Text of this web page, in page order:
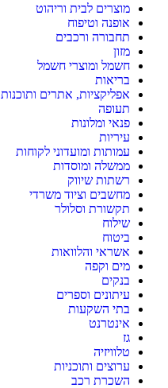
מוצרים לבית וריהוט
אופנה וטיפוח
תחבורה ורכבים
מזון
חשמל ומוצרי חשמל
בריאות
אפליקציות, אתרים ותוכנות
תעופה
פנאי ומלונות
עיריות
עמותות ומועדוני לקוחות
ממשלה ומוסדות
רשתות שיווק
מחשבים וציוד משרדי
תקשורת וסלולר
שילוח
ביטוח
אשראי והלוואות
מים וקפה
בנקים
עיתונים וספרים
בתי השקעות
אינטרנט
גז
טלוויזיה
ערוצים ותוכניות
השכרת רכב